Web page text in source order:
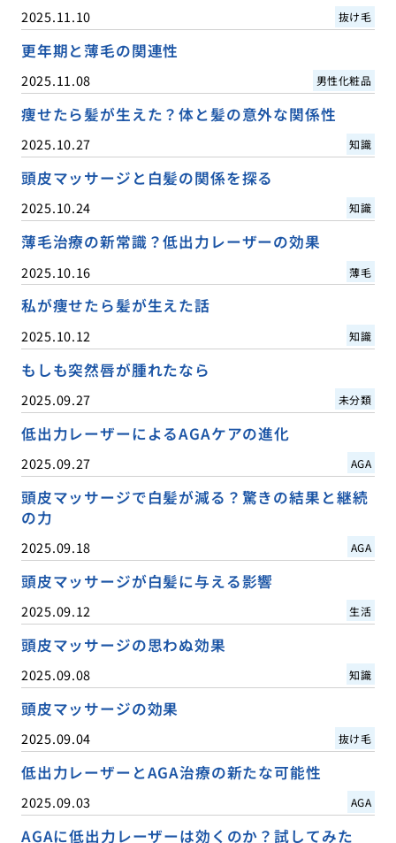
2025.11.10 抜け毛
更年期と薄毛の関連性
2025.11.08 男性化粧品
痩せたら髪が生えた？体と髪の意外な関係性
2025.10.27 知識
頭皮マッサージと白髪の関係を探る
2025.10.24 知識
薄毛治療の新常識？低出力レーザーの効果
2025.10.16 薄毛
私が痩せたら髪が生えた話
2025.10.12 知識
もしも突然唇が腫れたなら
2025.09.27 未分類
低出力レーザーによるAGAケアの進化
2025.09.27 AGA
頭皮マッサージで白髪が減る？驚きの結果と継続
の力
2025.09.18 AGA
頭皮マッサージが白髪に与える影響
2025.09.12 生活
頭皮マッサージの思わぬ効果
2025.09.08 知識
頭皮マッサージの効果
2025.09.04 抜け毛
低出力レーザーとAGA治療の新たな可能性
2025.09.03 AGA
AGAに低出力レーザーは効くのか？試してみた